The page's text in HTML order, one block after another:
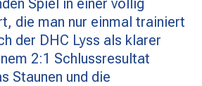
Spiel in einer völlig
die man nur einmal trainiert
der DHC Lyss als klarer
2:1 Schlussresultat
Staunen und die